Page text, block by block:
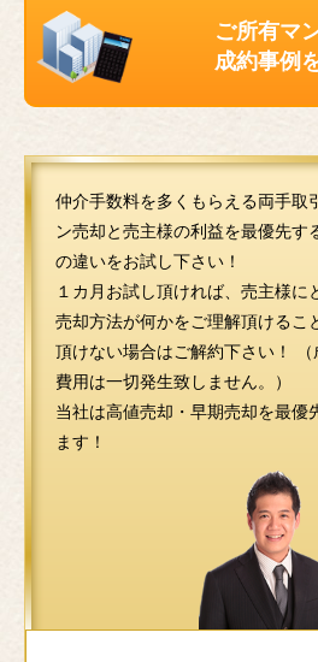
ご所有マ
成約事例
仲介手数料を多くもらえる両手取
ン売却と売主様の利益を最優先す
の違いをお試し下さい！
１カ月お試し頂ければ、売主様に
売却方法が何かをご理解頂けるこ
頂けない場合はご解約下さい！ （
費用は一切発生致しません。）
当社は高値売却・早期売却を最優
ます！